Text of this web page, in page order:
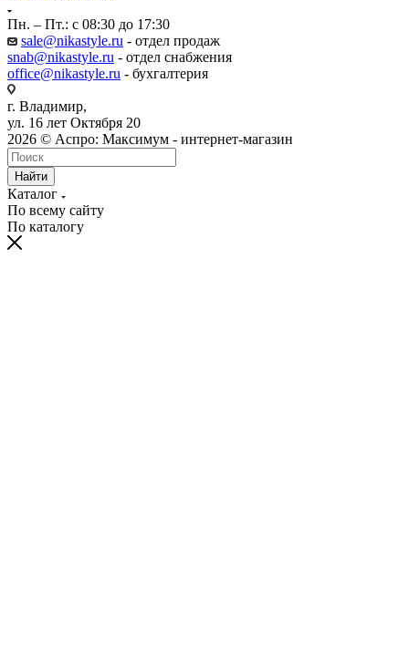
Пн. – Пт.: с 08:30 до 17:30
sale@nikastyle.ru - отдел продаж
snab@nikastyle.ru - отдел снабжения
office@nikastyle.ru - бухгалтерия
г. Владимир,
ул. 16 лет Октября 20
2026 © Аспро: Максимум - интернет-магазин
Найти
Каталог
По всему сайту
По каталогу